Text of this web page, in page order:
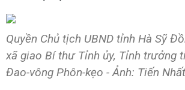
Quyền Chủ tịch UBND tỉnh Hà Sỹ
xã giao Bí thư Tỉnh ủy, Tỉnh trưởng
Đao-vông Phôn-kẹo - Ảnh: Tiến Nhất